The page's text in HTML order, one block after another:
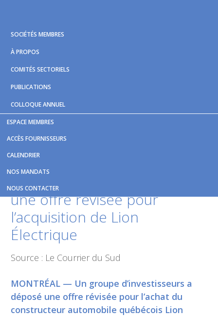
primary
navigation
main
content
footer
ESPACE MEMBRES
ACCÈS FOURNISSEURS
CALENDRIER
NOS MANDATS
NOUS CONTACTER
SOCIÉTÉS MEMBRES
À PROPOS
COMITÉS SECTORIELS
PUBLICATIONS
COLLOQUE ANNUEL
Vous êtes ici :Accueil
de Lion Électrique
Des investisseurs soumettent
une offre révisée pour
l’acquisition de Lion
Électrique
Source : Le Courrier du Sud
MONTRÉAL — Un groupe d’investisseurs a
déposé une offre révisée pour l’achat du
constructeur automobile québécois Lion